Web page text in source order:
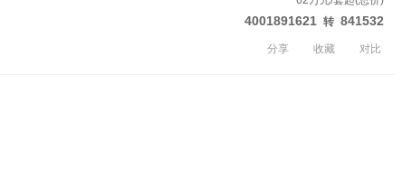
4001891621 转 841532
分享 收藏 对比